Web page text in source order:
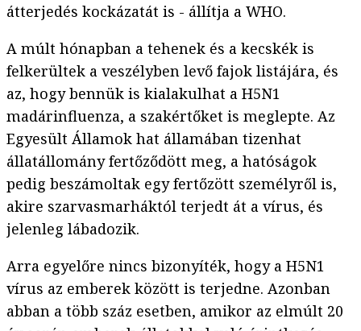
átterjedés kockázatát is - állítja a WHO.
A múlt hónapban a tehenek és a kecskék is
felkerültek a veszélyben levő fajok listájára, és
az, hogy bennük is kialakulhat a H5N1
madárinfluenza, a szakértőket is meglepte. Az
Egyesült Államok hat államában tizenhat
állatállomány fertőződött meg, a hatóságok
pedig beszámoltak egy fertőzött személyről is,
akire szarvasmarháktól terjedt át a vírus, és
jelenleg lábadozik.
Arra egyelőre nincs bizonyíték, hogy a H5N1
vírus az emberek között is terjedne. Azonban
abban a több száz esetben, amikor az elmúlt 20